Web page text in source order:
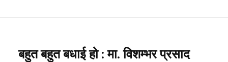
बहुत बहुत बधाई हो : मा. विशम्भर प्रसाद